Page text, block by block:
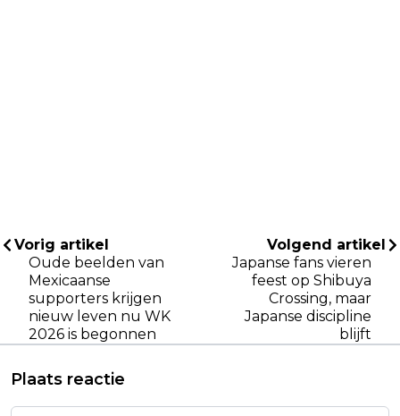
Vorig artikel
Oude beelden van
Mexicaanse
supporters krijgen
nieuw leven nu WK
2026 is begonnen
Volgend artikel
Japanse fans vieren
feest op Shibuya
Crossing, maar
Japanse discipline
blijft
Plaats reactie